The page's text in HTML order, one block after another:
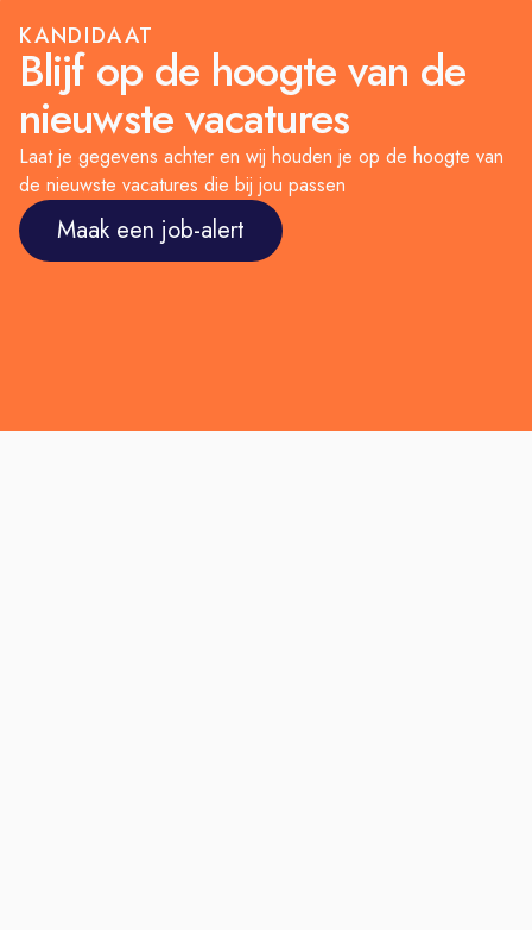
jouw advies duidelijk en overtuigend
over te brengen.
Je kunt goed plannen en procesmatig
werken, want je werkt altijd aan
meerdere projecten tegelijk.
Enthousiast geworden?
Reageer dan via
het
sollicitatieformulier
KANDIDAAT
Blijf op de hoogte van de
nieuwste vacatures
Laat je gegevens achter en wij houden je op de hoogte van
de nieuwste vacatures die bij jou passen
Maak een job-alert